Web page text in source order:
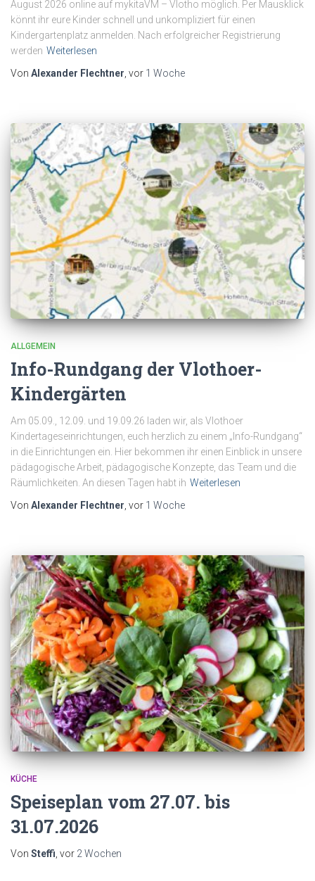
August 2026 online auf mykitaVM – Vlotho möglich. Per Mausklick
könnt ihr eure Kinder schnell und unkompliziert für einen
Kindergartenplatz anmelden. Nach erfolgreicher Registrierung
werden Weiterlesen
Von Alexander Flechtner , vor 1 Woche
ALLGEMEIN
Info-Rundgang der Vlothoer-
Kindergärten
Am 05.09., 12.09. und 19.09.26 laden wir, als Vlothoer
Kindertageseinrichtungen, euch herzlich zu einem „Info-Rundgang“
in die Einrichtungen ein. Hier bekommen ihr einen Einblick in unsere
pädagogische Arbeit, pädagogische Konzepte, das Team und die
Räumlichkeiten. An diesen Tagen habt ih Weiterlesen
Von Alexander Flechtner, vor 1 Woche
KÜCHE
Speiseplan vom 27.07. bis
31.07.2026
Von Steffi , vor 2 Wochen